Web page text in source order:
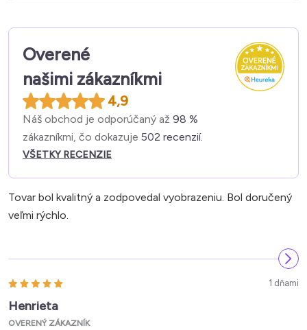
Overené
našimi zákazníkmi
4,9
Náš obchod je odporúčaný až 98 %
zákazníkmi, čo dokazuje 502 recenzií.
VŠETKY RECENZIE
Tovar bol kvalitný a zodpovedal vyobrazeniu. Bol doručený
veľmi rýchlo.
1 dňami
Henrieta
OVERENÝ ZÁKAZNÍK